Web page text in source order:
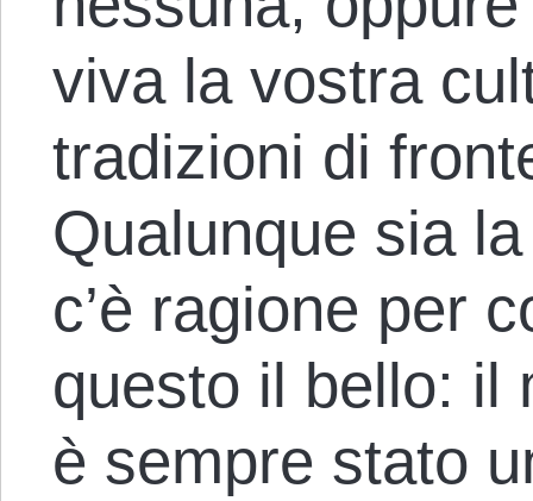
viva la vostra
tradizioni di
Qualunque sia
c’è ragione per
questo il bello: il
è sempre stato